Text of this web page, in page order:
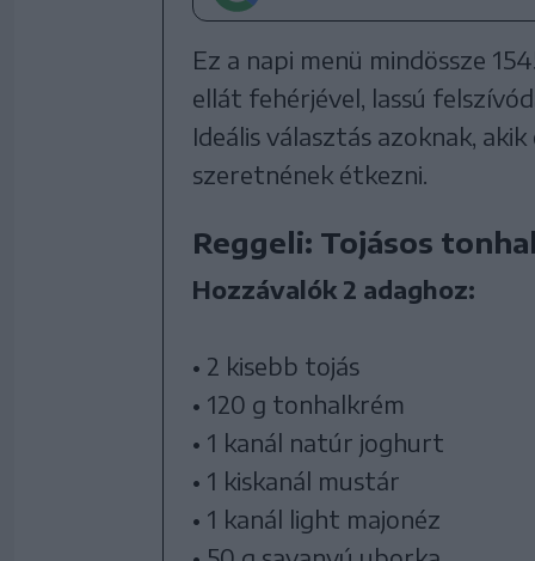
Ez a napi menü mindössze
ellát fehérjével, lassú
Ideális választás azoknak,
szeretnének étkezni.
Reggeli: Tojásos
Hozzávalók 2 adaghoz:
• 2 kisebb tojás
• 120 g tonhalkrém
• 1 kanál natúr joghurt
• 1 kiskanál mustár
• 1 kanál light majonéz